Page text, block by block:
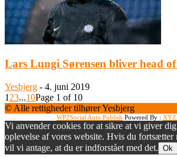
Lars Lungi Sørensen bliver head
Yesbjerg - 4. juni 2019
1 23...10Page 1 of 10
© Alle rettigheder tilhører Yesbjerg
WP2Social Auto Publish Powered By :
Vi anvender cookies for at sikre at vi giver
oplevelse af vores website. Hvis du fortsætter
vil vi antage, at du er indforstået med det. Ok